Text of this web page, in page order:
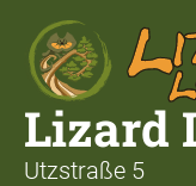
Lizard
Utzstraße 5